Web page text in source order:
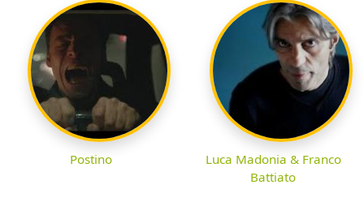
Postino
Luca Madonia & Franco
Battiato